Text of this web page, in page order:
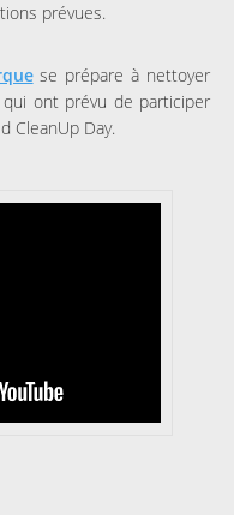
prévues.
se prépare à nettoyer
ont prévu de participer
CleanUp Day.